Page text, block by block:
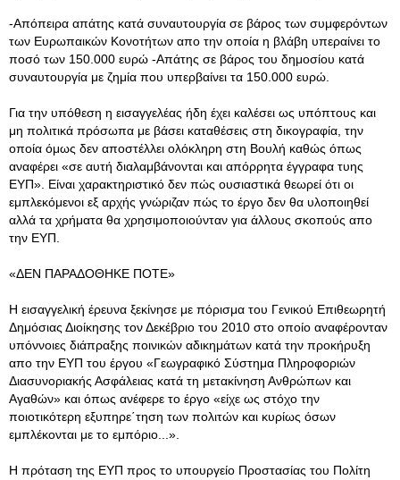
-Απόπειρα απάτης κατά συναυτουργία σε βάρος των συμφερόντων
των Ευρωπαικών Κονοτήτων απο την οποία η βλάβη υπεραίνει το
ποσό των 150.000 ευρώ -Απάτης σε βάρος του δημοσίου κατά
συναυτουργία με ζημία που υπερβαίνει τα 150.000 ευρώ.
Για την υπόθεση η εισαγγελέας ήδη έχει καλέσει ως υπόπτους και
μη πολιτικά πρόσωπα με βάσει καταθέσεις στη δικογραφία, την
οποία όμως δεν αποστέλλει ολόκληρη στη Βουλή καθώς όπως
αναφέρει «σε αυτή διαλαμβάνονται και απόρρητα έγγραφα τυης
ΕΥΠ». Είναι χαρακτηριστικό δεν πώς ουσιαστικά θεωρεί ότι οι
εμπλεκόμενοι εξ αρχής γνώριζαν πώς το έργο δεν θα υλοποιηθεί
αλλά τα χρήματα θα χρησιμοποιούνταν για άλλους σκοπούς απο
την ΕΥΠ.
«ΔΕΝ ΠΑΡΑΔΟΘΗΚΕ ΠΟΤΕ»
Η εισαγγελική έρευνα ξεκίνησε με πόρισμα του Γενικού Επιθεωρητή
Δημόσιας Διοίκησης τον Δεκέβριο του 2010 στο οποίο αναφέρονταν
υπόννοιες διάπραξης ποινικών αδικημάτων κατά την προκήρυξη
απο την ΕΥΠ του έργου «Γεωγραφικό Σύστημα Πληροφοριών
Διασυνοριακής Ασφάλειας κατά τη μετακίνηση Ανθρώπων και
Αγαθών» και όπως ανέφερε το έργο «είχε ως στόχο την
ποιοτικότερη εξυπηρε΄τηση των πολιτών και κυρίως όσων
εμπλέκονται με το εμπόριο...».
Η πρόταση της ΕΥΠ προς το υπουργείο Προστασίας του Πολίτη